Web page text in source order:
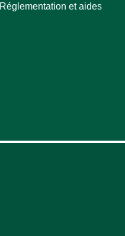
Réglementation et aides